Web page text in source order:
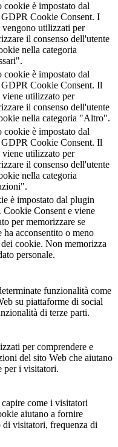
cookie è impostato dal
Cookie Consent. I
vengono utilizzati per
il consenso dell'utente
nella categoria
cookie è impostato dal
Cookie Consent. Il
viene utilizzato per
il consenso dell'utente
nella categoria "Altro".
cookie è impostato dal
Cookie Consent. Il
viene utilizzato per
il consenso dell'utente
nella categoria
è impostato dal plugin
Cookie Consent e viene
per memorizzare se
ha acconsentito o meno
cookie. Non memorizza
personale.
funzionalità come
su piattaforme di social
di terze parti.
per comprendere e
del sito Web che aiutano
per i visitatori.
come i visitatori
aiutano a fornire
visitatori, frequenza di